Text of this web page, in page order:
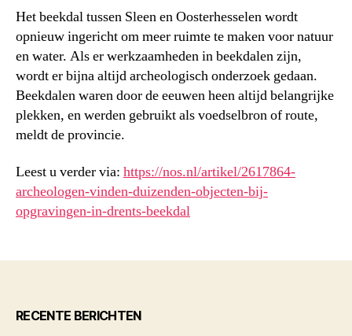
Het beekdal tussen Sleen en Oosterhesselen wordt
opnieuw ingericht om meer ruimte te maken voor natuur
en water. Als er werkzaamheden in beekdalen zijn,
wordt er bijna altijd archeologisch onderzoek gedaan.
Beekdalen waren door de eeuwen heen altijd belangrijke
plekken, en werden gebruikt als voedselbron of route,
meldt de provincie.
Leest u verder via: https://nos.nl/artikel/2617864-
archeologen-vinden-duizenden-objecten-bij-
opgravingen-in-drents-beekdal
RECENTE BERICHTEN